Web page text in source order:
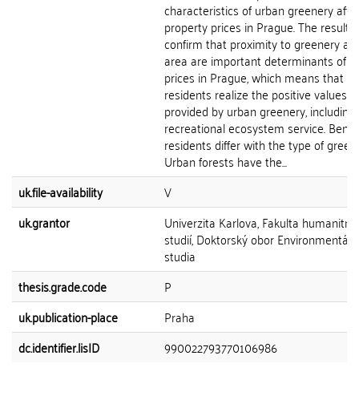
characteristics of urban greenery
property prices in Prague. The results
confirm that proximity to greenery
area are important determinants of
prices in Prague, which means that
residents realize the positive values
provided by urban greenery, including
recreational ecosystem service.
residents differ with the type of
Urban forests have the...
uk.file-availability
V
uk.grantor
Univerzita Karlova, Fakulta
studií, Doktorský obor Environmentální
studia
thesis.grade.code
P
uk.publication-place
Praha
dc.identifier.lisID
990022793770106986